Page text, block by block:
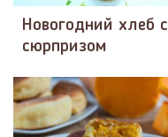
Новогодний хлеб с
сюрпризом